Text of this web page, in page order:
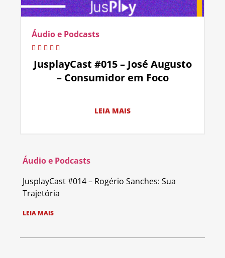
Áudio e Podcasts
JusplayCast #015 – José Augusto
– Consumidor em Foco
LEIA MAIS
Áudio e Podcasts
JusplayCast #014 – Rogério Sanches: Sua
Trajetória
LEIA MAIS